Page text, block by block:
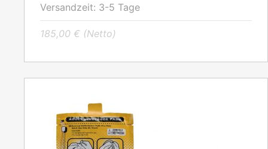
Versandzeit: 3-5 Tage
185,00 € (Netto)